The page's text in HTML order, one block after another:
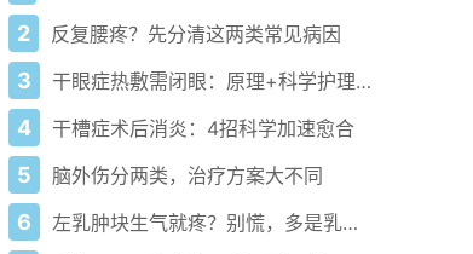
2 反复腰疼？先分清这两类常见病因
3 干眼症热敷需闭眼：原理+科学护理指南
4 干槽症术后消炎：4招科学加速愈合
5 脑外伤分两类，治疗方案大不同
6 左乳肿块生气就疼？别慌，多是乳腺增生